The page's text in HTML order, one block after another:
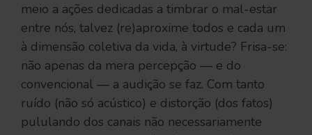
meio a ações dedicadas a timbrar o mal-estar
entre nós, talvez (re)aproxime todos e cada um
à dimensão coletiva da vida, à virtude? Frisa-se:
não apenas da mera percepção — e do
convencional — a audição se faz. Com tanto
ruído (não só acústico) e distorção (dos fatos)
pululando dos canais não necessariamente